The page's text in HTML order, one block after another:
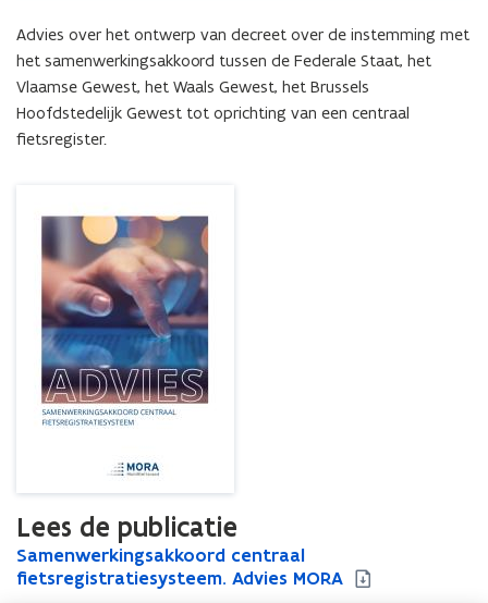
Advies over het ontwerp van decreet over de instemming met
het samenwerkingsakkoord tussen de Federale Staat, het
Vlaamse Gewest, het Waals Gewest, het Brussels
Hoofdstedelijk Gewest tot oprichting van een centraal
fietsregister.
Lees de publicatie
S
a
Samenwerkingsakkoord centraal
fietsregistratiesysteem. Advies MORA
S
a